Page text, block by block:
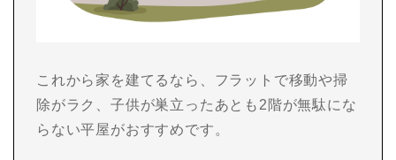
これから家を建てるなら、フラットで移動や掃
除がラク、子供が巣立ったあとも2階が無駄にな
らない平屋がおすすめです。